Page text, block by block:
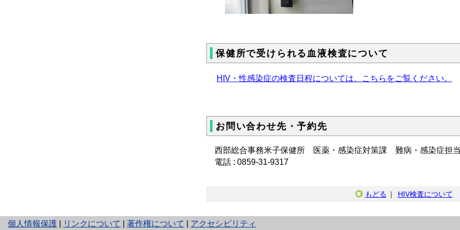
保健所で受けられる血液検査について
HIV・性感染症の検査日程については、こちらをご覧ください。
お問い合わせ先・予約先
西部総合事務米子保健所 医薬・感染症対策課 難病・感染症担当
電話 : 0859-31-9317
もどる ｜ HIV検査について
個人情報保護
と
リンクについて 著作権について アクセシビリティ